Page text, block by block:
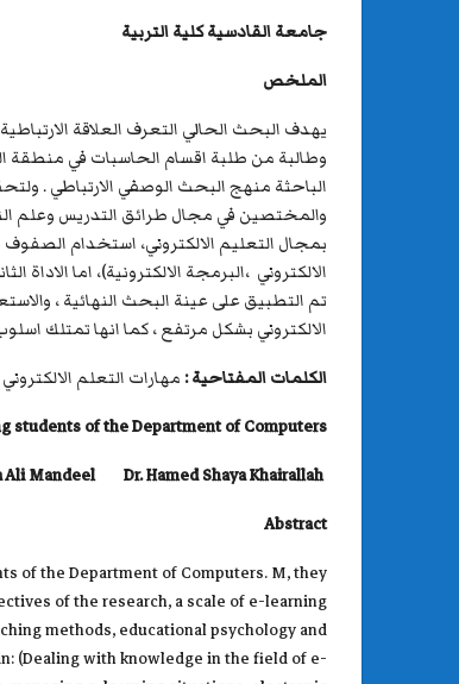
جامعة القادسية كلية التربية
الملخص
الباحثة منهج البحث الوصفي الارتباطي .
بمجال التعليم الالكتروني، استخدام الصفوف
الالكتروني بشكل مرتفع ، كما انها تمتلك
الكلمات المفتاحية : مهارات التعلم
students of the Department of Computers
Duha Ali Mandeel Dr. Hamed Shaya Khairallah
Abstract
of the Department of Computers. M, they
of the research, a scale of e-learning
methods, educational psychology and
(Dealing with knowledge in the field of e-